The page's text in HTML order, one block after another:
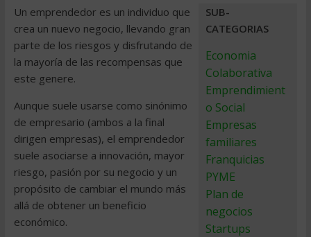
SUB-
CATEGORIAS
Economia
Colaborativa
Emprendimient
o Social
Empresas
familiares
Franquicias
PYME
Plan de
negocios
Startups
Un emprendedor es un individuo que
crea un nuevo negocio, llevando gran
parte de los riesgos y disfrutando de
la mayoría de las recompensas que
este genere.
Aunque suele usarse como sinónimo
de empresario (ambos a la final
dirigen empresas), el emprendedor
suele asociarse a innovación, mayor
riesgo, pasión por su negocio y un
propósito de cambiar el mundo más
allá de obtener un beneficio
económico.